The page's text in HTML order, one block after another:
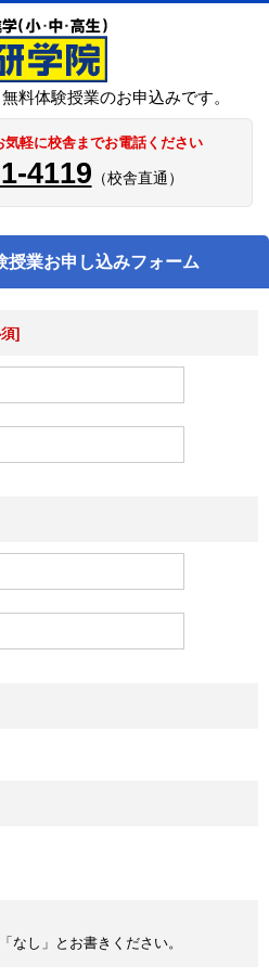
料体験授業のお申込みです。
軽に校舎までお電話ください
4119 （校舎直通）
授業お申し込みフォーム
]
なし」とお書きください。